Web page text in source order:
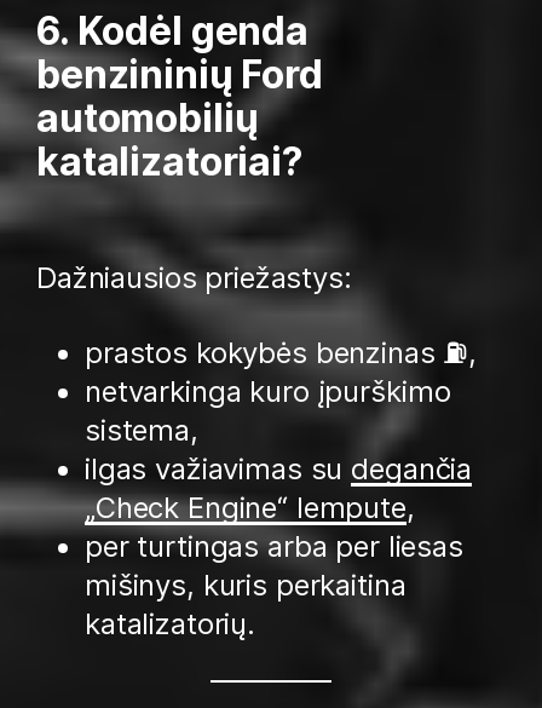
6. Kodėl genda
benzininių Ford
automobilių
katalizatoriai?
Dažniausios priežastys:
prastos kokybės benzinas ⛽,
netvarkinga kuro įpurškimo
sistema,
ilgas važiavimas su degančia
„Check Engine“ lempute,
per turtingas arba per liesas
mišinys, kuris perkaitina
katalizatorių.